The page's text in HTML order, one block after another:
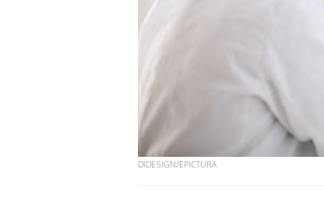
DIDESIGN/EPICTURA
Bébés, jeunes enfants :
pharmacie pour les